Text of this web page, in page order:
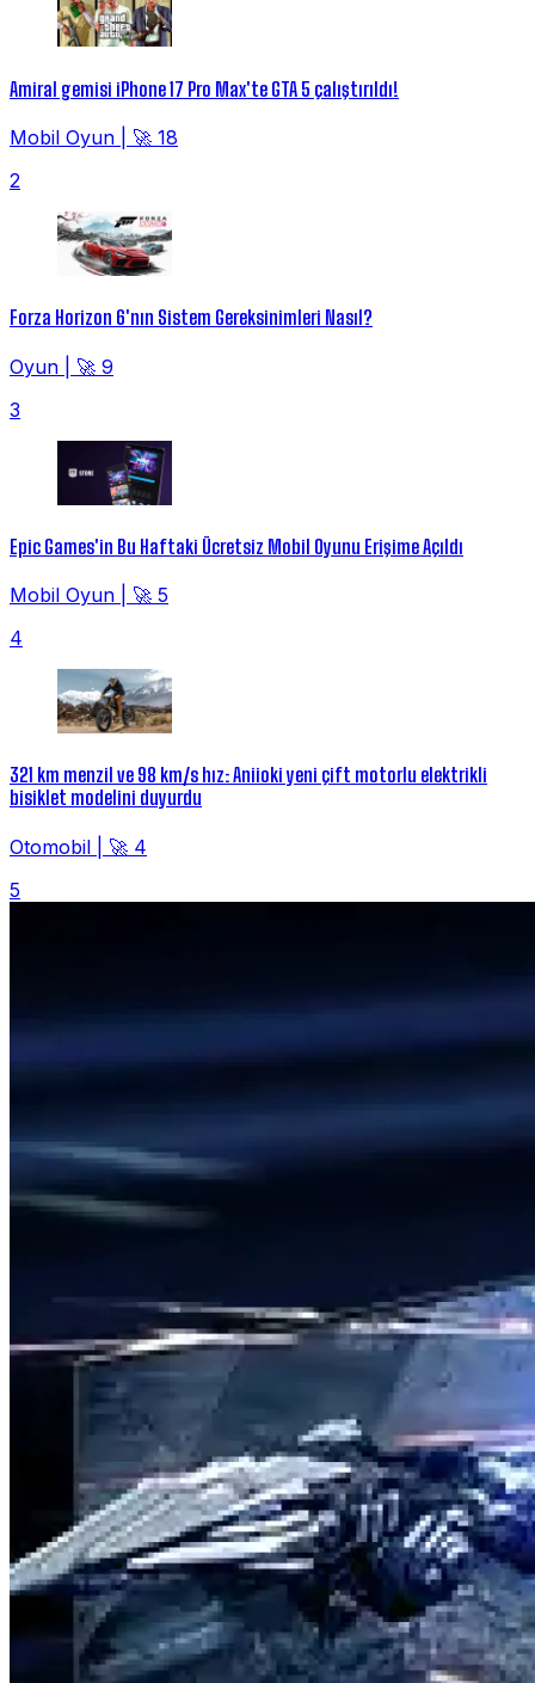
Amiral gemisi iPhone 17 Pro Max'te GTA 5 çalıştırıldı!
Mobil Oyun
🚀 18
2
Forza Horizon 6'nın Sistem Gereksinimleri Nasıl?
Oyun
🚀 9
3
Epic Games'in Bu Haftaki Ücretsiz Mobil Oyunu Erişime Açıldı
Mobil Oyun
🚀 5
4
321 km menzil ve 98 km/s hız: Aniioki yeni çift motorlu elektrikli
bisiklet modelini duyurdu
Otomobil
🚀 4
5